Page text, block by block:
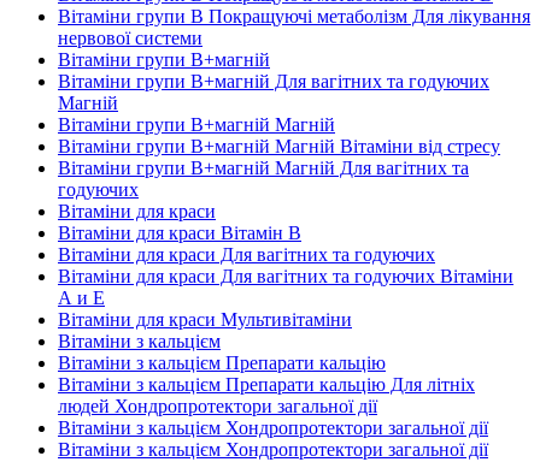
Вітаміни групи В Покращуючі метаболізм Для лікування
нервової системи
Вітаміни групи В+магній
Вітаміни групи В+магній Для вагітних та годуючих
Магній
Вітаміни групи В+магній Магній
Вітаміни групи В+магній Магній Вітаміни від стресу
Вітаміни групи В+магній Магній Для вагітних та
годуючих
Вітаміни для краси
Вітаміни для краси Вітамін B
Вітаміни для краси Для вагітних та годуючих
Вітаміни для краси Для вагітних та годуючих Вітаміни
А и E
Вітаміни для краси Мультивітаміни
Вітаміни з кальцієм
Вітаміни з кальцієм Препарати кальцію
Вітаміни з кальцієм Препарати кальцію Для літніх
людей Хондропротектори загальної дії
Вітаміни з кальцієм Хондропротектори загальної дії
Вітаміни з кальцієм Хондропротектори загальної дії